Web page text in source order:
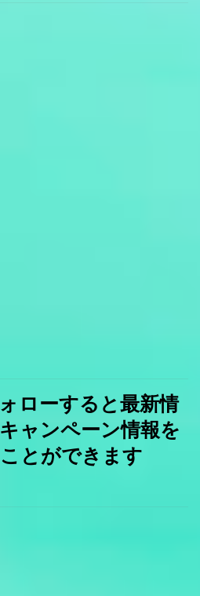
ローすると最新情
ャンペーン情報を
とができます